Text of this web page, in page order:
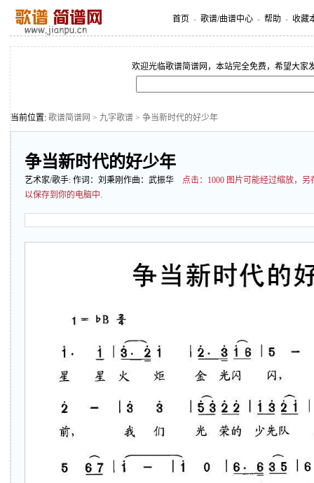
首页 - 歌谱/曲谱中心 - 帮助 - 收藏
欢迎光临歌谱简谱网，本站完全免费，希望大家
当前位置: 歌谱简谱网 > 九字歌谱 > 争当新时代的好少年
争当新时代的好少年
艺术家/歌手: 作词：刘秉刚作曲：武振华 点击： 1000 图片可能经过缩放，
以保存到你的电脑中.